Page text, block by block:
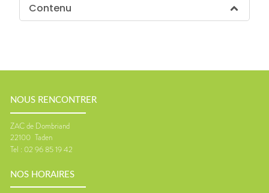
Contenu
NOUS RENCONTRER
ZAC de Dombriand
22100 Taden
Tel : 02 96 85 19 42
NOS HORAIRES